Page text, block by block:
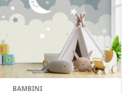
BAMBINI